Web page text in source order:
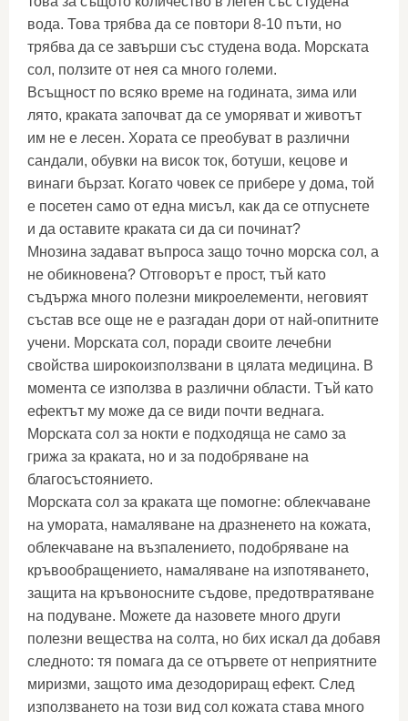
вода. Това трябва да се повтори 8-10 пъти, но
трябва да се завърши със студена вода. Морската
сол, ползите от нея са много големи.
Всъщност по всяко време на годината, зима или
лято, краката започват да се уморяват и животът
им не е лесен. Хората се преобуват в различни
сандали, обувки на висок ток, ботуши, кецове и
винаги бързат. Когато човек се прибере у дома, той
е посетен само от една мисъл, как да се отпуснете
и да оставите краката си да си починат?
Мнозина задават въпроса защо точно морска сол, а
не обикновена? Отговорът е прост, тъй като
съдържа много полезни микроелементи, неговият
състав все още не е разгадан дори от най-опитните
учени. Морската сол, поради своите лечебни
свойства широкоизползвани в цялата медицина. В
момента се използва в различни области. Тъй като
ефектът му може да се види почти веднага.
Морската сол за нокти е подходяща не само за
грижа за краката, но и за подобряване на
благосъстоянието.
Морската сол за краката ще помогне: облекчаване
на умората, намаляване на дразненето на кожата,
облекчаване на възпалението, подобряване на
кръвообращението, намаляване на изпотяването,
защита на кръвоносните съдове, предотвратяване
на подуване. Можете да назовете много други
полезни вещества на солта, но бих искал да добавя
следното: тя помага да се отървете от неприятните
миризми, защото има дезодориращ ефект. След
използването на този вид сол кожата става много